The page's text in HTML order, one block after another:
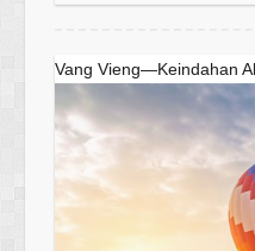
Vang Vieng—Keindahan